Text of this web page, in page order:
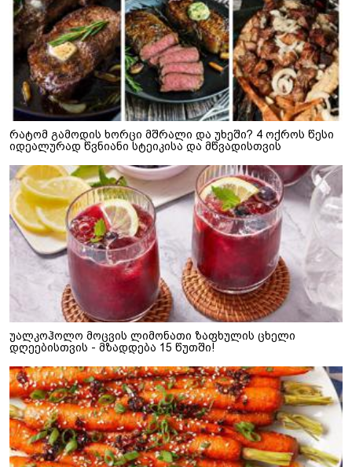
რატომ გამოდის ხორცი მშრალი და უხეში? 4 ოქროს წესი
იდეალურად წვნიანი სტეიკისა და მწვადისთვის
უალკოჰოლო მოცვის ლიმონათი ზაფხულის ცხელი
დღეებისთვის - მზადდება 15 წუთში!